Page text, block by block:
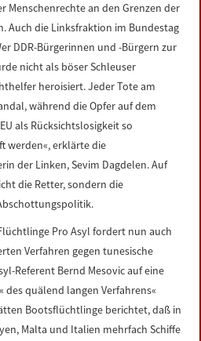
Menschenrechte an den Grenzen der
Auch die Linksfraktion im Bundestag
DDR-Bürgerinnen und -Bürgern zur
nicht als böser Schleuser
heroisiert. Jeder Tote am
während die Opfer auf dem
als Rücksichtslosigkeit so
werden«, erklärte die
der Linken, Sevim Dagdelen. Auf
die Retter, sondern die
Pro Asyl fordert nun auch
Verfahren gegen tunesische
Referent Bernd Mesovic auf eine
des quälend langen Verfahrens«
Bootsflüchtlinge berichtet, daß in
Malta und Italien mehrfach Schiffe